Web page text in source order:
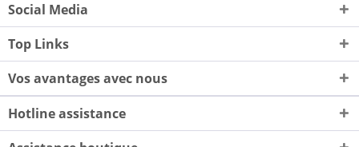
Social Media
Top Links
Vos avantages avec nous
Hotline assistance